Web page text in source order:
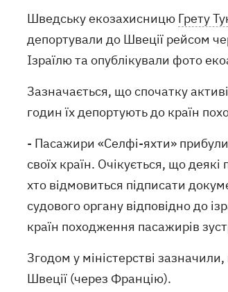
Шведську екозахисницю Грету
депортували до Швеції рейсом
Ізраїлю та опублікували фото
Зазначається, що спочатку
годин їх депортують до країн
- Пасажири «Селфі-яхти»
своїх країн. Очікується, що
хто відмовиться підписати
судового органу відповідно до
країн походження пасажирів
Згодом у міністерстві
Швеції (через Францію).